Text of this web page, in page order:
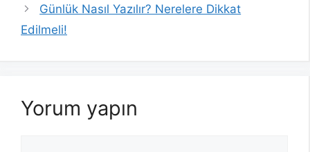
Günlük Nasıl Yazılır? Nerelere Dikkat
Edilmeli!
Yorum yapın